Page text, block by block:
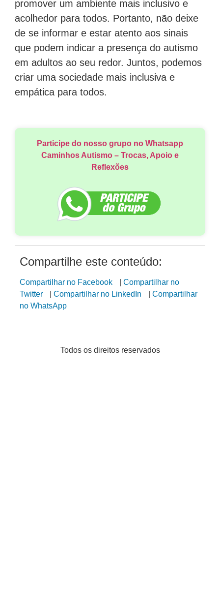
promover um ambiente mais inclusivo e
acolhedor para todos. Portanto, não deixe
de se informar e estar atento aos sinais
que podem indicar a presença do autismo
em adultos ao seu redor. Juntos, podemos
criar uma sociedade mais inclusiva e
empática para todos.
Participe do nosso grupo no Whatsapp
Caminhos Autismo – Trocas, Apoio e
Reflexões
Compartilhe este conteúdo:
Compartilhar no Facebook
Compartilhar no
Twitter
Compartilhar no LinkedIn
Compartilhar
no WhatsApp
Todos os direitos reservados